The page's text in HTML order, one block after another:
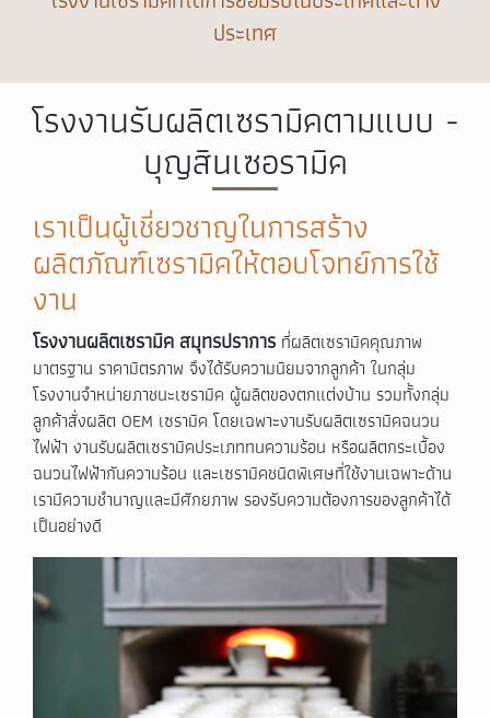
ประเทศ
โรงงานรับผลิตเซรามิคตามแบบ -
บุญสินเซอรามิค
เราเป็นผู้เชี่ยวชาญในการสร้าง
ผลิตภัณฑ์เซรามิคให้ตอบโจทย์การใช้
งาน
โรงงานผลิตเซรามิค สมุทรปราการ ที่ผลิตเซรามิคคุณภาพ
มาตรฐาน ราคามิตรภาพ จึงได้รับความนิยมจากลูกค้า ในกลุ่ม
โรงงานจำหน่ายภาชนะเซรามิค ผู้ผลิตของตกแต่งบ้าน รวมทั้งกลุ่ม
ลูกค้าสั่งผลิต OEM เซรามิค โดยเฉพาะงานรับผลิตเซรามิคฉนวน
ไฟฟ้า งานรับผลิตเซรามิคประเภททนความร้อน หรือผลิตกระเบื้อง
ฉนวนไฟฟ้ากันความร้อน และเซรามิคชนิดพิเศษที่ใช้งานเฉพาะด้าน
เรามีความชำนาญและมีศักยภาพ รองรับความต้องการของลูกค้าได้
เป็นอย่างดี